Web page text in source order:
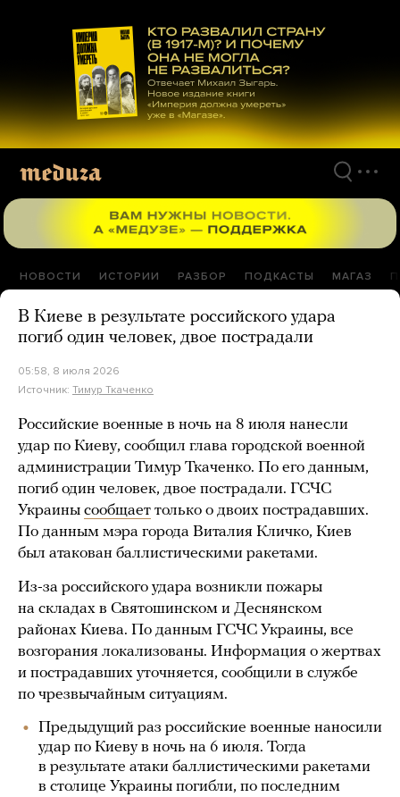
материалам
НОВОСТИ ИСТОРИИ РАЗБОР ПОДКАСТЫ МАГАЗ
В Киеве в результате российского удара
погиб один человек, двое пострадали
05:58, 8 июля 2026
Источник: Тимур Ткаченко
Российские военные в ночь на 8 июля нанесли
удар по Киеву, сообщил глава городской военной
администрации Тимур Ткаченко. По его данным,
погиб один человек, двое пострадали. ГСЧС
Украины сообщает только о двоих пострадавших.
По данным мэра города Виталия Кличко, Киев
был атакован баллистическими ракетами.
Из-за российского удара возникли пожары
на складах в Святошинском и Деснянском
районах Киева. По данным ГСЧС Украины, все
возгорания локализованы. Информация о жертвах
и пострадавших уточняется, сообщили в службе
по чрезвычайным ситуациям.
Предыдущий раз российские военные наносили
удар по Киеву в ночь на 6 июля. Тогда
в результате атаки баллистическими ракетами
в столице Украины погибли, по последним